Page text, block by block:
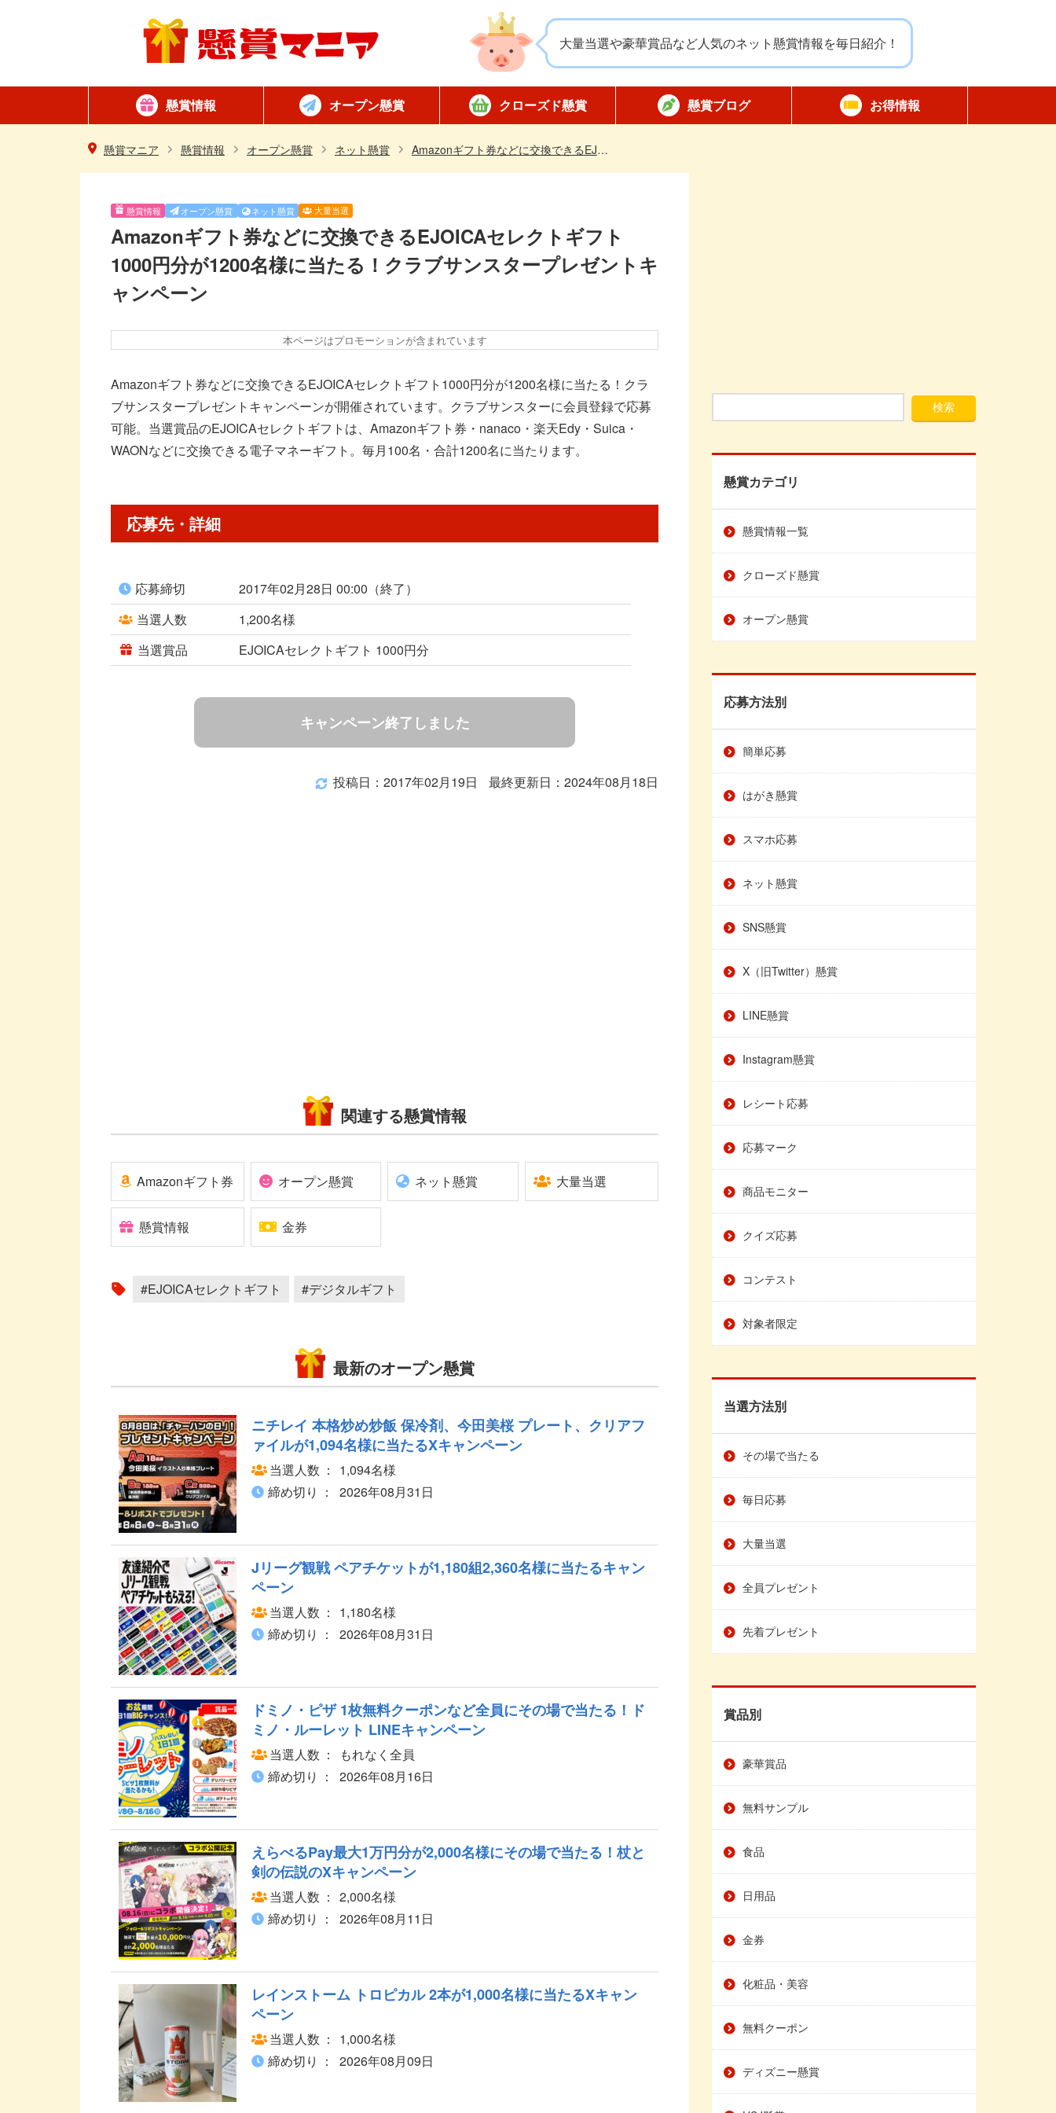
大量当選や豪華賞品など人気のネット懸賞情報を毎日紹介！
懸賞情報
ネット懸賞
はがき懸賞
懸賞カテゴリ一覧
オープン懸賞
簡単応募
毎日応募
クローズド懸賞
全国版懸賞
対象店舗限定
懸賞ハガキ
懸賞ブログ お得情報
懸賞マニア 懸賞情報 オープン懸賞 ネット懸賞 Amazonギフト券などに交換できるEJOICAセレクトギフト1000円分が1200名様に当たる！クラブサンスタープレゼントキャンペーン
懸賞情報 オープン懸賞 ネット懸賞 大量当選
Amazonギフト券などに交換できるEJOICAセレクトギフト
1000円分が1200名様に当たる！クラブサンスタープレゼントキ
ャンペーン
本ページはプロモーションが含まれています
Amazonギフト券などに交換できるEJOICAセレクトギフト1000円分が1200名様に当たる！クラ
ブサンスタープレゼントキャンペーンが開催されています。クラブサンスターに会員登録で応募
可能。当選賞品のEJOICAセレクトギフトは、Amazonギフト券・nanaco・楽天Edy・Suica・
WAONなどに交換できる電子マネーギフト。毎月100名・合計1200名に当たります。
応募先・詳細
応募締切
2017年02月28日 00:00（終了）
当選人数
1,200名様
当選賞品
EJOICAセレクトギフト 1000円分
キャンペーン終了しました
投稿日：2017年02月19日 最終更新日：2024年08月18日
関連する懸賞情報
Amazonギフト券 オープン懸賞 ネット懸賞 大量当選
懸賞情報 金券
#EJOICAセレクトギフト #デジタルギフト
最新のオープン懸賞
ニチレイ 本格炒め炒飯 保冷剤、今田美桜 プレート、クリアフ
ァイルが1,094名様に当たるXキャンペーン
当選人数
1,094名様
締め切り
2026年08月31日
Jリーグ観戦 ペアチケットが1,180組2,360名様に当たるキャン
ペーン
当選人数
1,180名様
締め切り
2026年08月31日
ドミノ・ピザ 1枚無料クーポンなど全員にその場で当たる！ド
ミノ・ルーレット LINEキャンペーン
当選人数
もれなく全員
締め切り
2026年08月16日
えらべるPay最大1万円分が2,000名様にその場で当たる！杖と
剣の伝説のXキャンペーン
当選人数
2,000名様
締め切り
2026年08月11日
レインストーム トロピカル 2本が1,000名様に当たるXキャン
ペーン
当選人数
1,000名様
締め切り
2026年08月09日
懸賞カテゴリ
懸賞情報一覧
クローズド懸賞
オープン懸賞
応募方法別
簡単応募
はがき懸賞
スマホ応募
ネット懸賞
SNS懸賞
X（旧Twitter）懸賞
LINE懸賞
Instagram懸賞
レシート応募
応募マーク
商品モニター
クイズ応募
コンテスト
対象者限定
当選方法別
その場で当たる
毎日応募
大量当選
全員プレゼント
先着プレゼント
賞品別
豪華賞品
無料サンプル
食品
日用品
金券
化粧品・美容
無料クーポン
ディズニー懸賞